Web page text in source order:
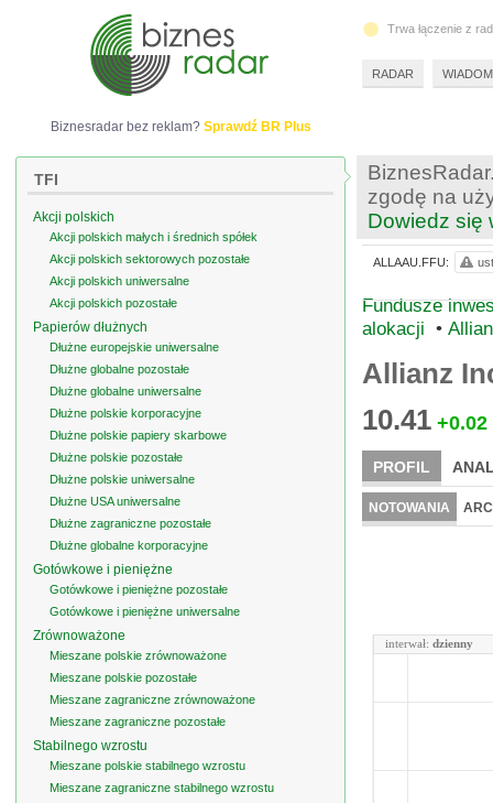
zgodę na
Dowiedz się
Fundusze
alokacji •
Allianz
10.41 +0.02
PROFIL
NOTOWANIA
interwał: dzienny
ALLAAU.FFU:
Biznesradar bez reklam? Sprawdź BR Plus
TFI
Akcji polskich
Akcji polskich małych i średnich spółek
Akcji polskich sektorowych pozostałe
Akcji polskich uniwersalne
Akcji polskich pozostałe
Papierów dłużnych
Dłużne europejskie uniwersalne
Dłużne globalne pozostałe
Dłużne globalne uniwersalne
Dłużne polskie korporacyjne
Dłużne polskie papiery skarbowe
Dłużne polskie pozostałe
Dłużne polskie uniwersalne
Dłużne USA uniwersalne
Dłużne zagraniczne pozostałe
Dłużne globalne korporacyjne
Gotówkowe i pieniężne
Gotówkowe i pieniężne pozostałe
Gotówkowe i pieniężne uniwersalne
Zrównoważone
Mieszane polskie zrównoważone
Mieszane polskie pozostałe
Mieszane zagraniczne zrównoważone
Mieszane zagraniczne pozostałe
Stabilnego wzrostu
Mieszane polskie stabilnego wzrostu
Mieszane zagraniczne stabilnego wzrostu
Trwa łączenie z
RADAR